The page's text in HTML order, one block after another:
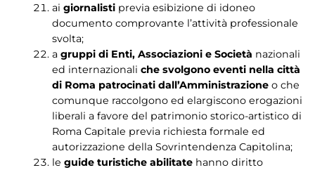
ai giornalistiprevia esibizione di idoneo
documento comprovante l’attività professionale
svolta;
a gruppi di Enti, Associazioni e Società nazionali
ed internazionali che svolgono eventi nella città
di Roma patrocinati dall’Amministrazioneo che
comunque raccolgono ed elargiscono erogazioni
liberali a favore del patrimonio storico-artistico di
Roma Capitale previa richiesta formale ed
autorizzazione della Sovrintendenza Capitolina;
le guide turistiche abilitatehanno diritto